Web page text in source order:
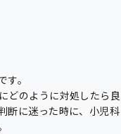
。
どのように対処したら良
断に迷った時に、小児科